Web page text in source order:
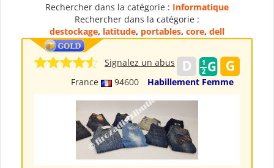
Rechercher dans la catégorie : Informatique
Rechercher dans la catégorie :
destockage, latitude, portables, core, dell
France 94600 Habillement Femme
Signalez un abus